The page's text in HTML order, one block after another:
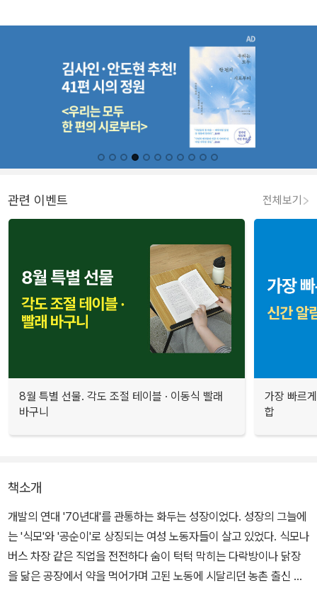
관련 이벤트 전체보기
8월 특별 선물. 각도 조절 테이블 · 이동식 빨래
바구니
가장 빠르
합
책소개
개발의 연대 '70년대'를 관통하는 화두는 성장이었다. 성장의 그늘에
는 '식모'와 '공순이'로 상징되는 여성 노동자들이 살고 있었다. 식모나
버스 차장 같은 직업을 전전하다 숨이 턱턱 막히는 다락방이나 닭장
을 닮은 공장에서 약을 먹어가며 고된 노동에 시달리던 농촌 출신 하